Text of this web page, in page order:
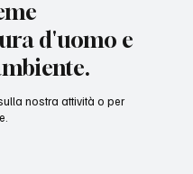
d'uomo e
nostra attività o per